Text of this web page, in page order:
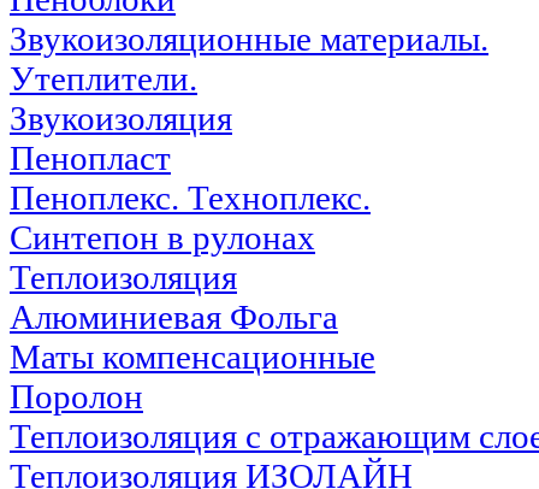
Звукоизоляционные материалы.
Утеплители.
Звукоизоляция
Пенопласт
Пеноплекс. Техноплекс.
Синтепон в рулонах
Теплоизоляция
Алюминиевая Фольга
Маты компенсационные
Поролон
Теплоизоляция с отражающим
Теплоизоляция ИЗОЛАЙН